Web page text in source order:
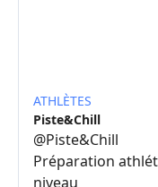
ATHLÈTES
Piste&Chill
@Piste&Chill
Préparation
niveau